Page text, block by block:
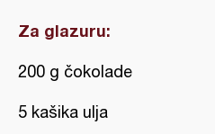
Za glazuru:
200 g čokolade
5 kašika ulja